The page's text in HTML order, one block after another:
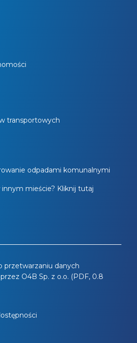
transportowych
odpadami komunalnymi
mieście? Kliknij tutaj
przetwarzaniu danych
O4B Sp. z o.o. (PDF, 0.8